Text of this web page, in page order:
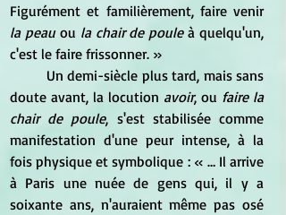
Figurément et familièrement, faire venir
la peau ou la chair de poule à quelqu'un,
c'est le faire frissonner. »
doute avant, la locution avoir, ou faire la
chair de poule, s'est stabilisée comme
manifestation d'une peur intense, à la
fois physique et symbolique : « … Il arrive
à Paris une nuée de gens qui, il y a
soixante ans, n'auraient même pas osé